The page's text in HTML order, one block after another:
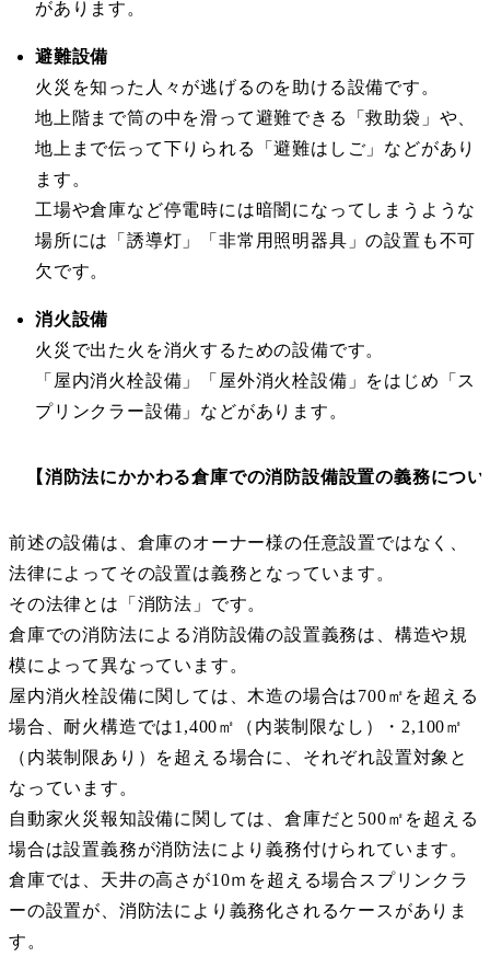
があります。
避難設備
火災を知った人々が逃げるのを助ける設備です。
地上階まで筒の中を滑って避難できる「救助袋」や、
地上まで伝って下りられる「避難はしご」などがあり
ます。
工場や倉庫など停電時には暗闇になってしまうような
場所には「誘導灯」「非常用照明器具」の設置も不可
欠です。
消火設備
火災で出た火を消火するための設備です。
「屋内消火栓設備」「屋外消火栓設備」をはじめ「ス
プリンクラー設備」などがあります。
【消防法にかかわる倉庫での消防設備設置の義務につ
前述の設備は、倉庫のオーナー様の任意設置ではなく、
法律によってその設置は義務となっています。
その法律とは「消防法」です。
倉庫での消防法による消防設備の設置義務は、構造や規
模によって異なっています。
屋内消火栓設備に関しては、木造の場合は700㎡を超える
場合、耐火構造では1,400㎡（内装制限なし）・2,100㎡
（内装制限あり）を超える場合に、それぞれ設置対象と
なっています。
自動家火災報知設備に関しては、倉庫だと500㎡を超える
場合は設置義務が消防法により義務付けられています。
倉庫では、天井の高さが10ｍを超える場合スプリンクラ
ーの設置が、消防法により義務化されるケースがありま
す。